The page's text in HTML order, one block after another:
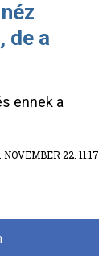
de a
ennek a
NOVEMBER 22. 11:17